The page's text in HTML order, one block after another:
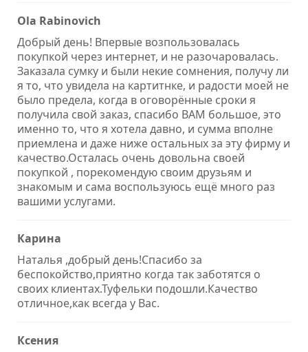
Ola Rabinovich
Добрый день! Впервые возпользовалась
покупкой через интернет, и не разочаровалась.
Заказала сумку и были некие сомнения, получу ли
я то, что увидела на картитнке, и радости моей не
было предела, когда в оговорённые сроки я
получила свой заказ, спасибо ВАМ большое, это
именно то, что я хотела давно, и сумма вполне
приемлена и даже ниже остальных за эту фирму и
качество.Осталась очень довольна своей
покупкой , порекомендую своим друзьям и
знакомым и сама воспользуюсь ещё много раз
вашими услугами.
Карина
Наталья ,добрый день!Спасибо за
беспокойство,приятно когда так заботятся о
своих клиентах.Туфельки подошли.Качество
отличное,как всегда у Вас.
Ксения